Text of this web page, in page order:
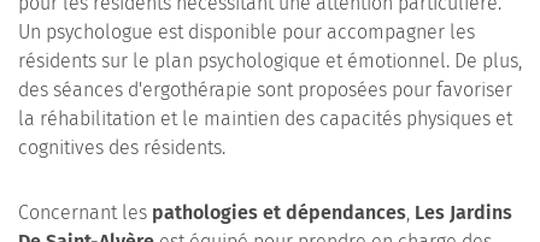
Un psychologue est disponible pour accompagner les
résidents sur le plan psychologique et émotionnel. De plus,
des séances d'ergothérapie sont proposées pour favoriser
la réhabilitation et le maintien des capacités physiques et
cognitives des résidents.
Concernant les pathologies et dépendances, Les Jardins